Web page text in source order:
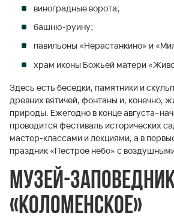
виноградные ворота;
башню-руину;
павильоны «Нерастанкино» и
храм иконы Божьей матери
Здесь есть беседки, памятники и
древних вятичей, фонтаны и, конечно,
природы. Ежегодно в конце
проводится фестиваль исторических
мастер-классами и лекциями, а в
праздник «Пестрое небо» с
Музей-
«Коломенское»